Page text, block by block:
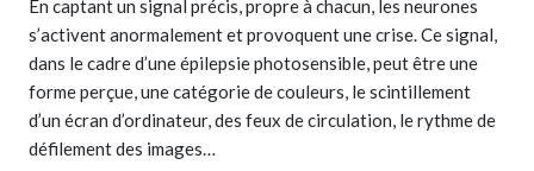
En captant un signal précis, propre à chacun, les neurones
s’activent anormalement et provoquent une crise. Ce signal,
dans le cadre d’une épilepsie photosensible, peut être une
forme perçue, une catégorie de couleurs, le scintillement
d’un écran d’ordinateur, des feux de circulation, le rythme de
défilement des images…